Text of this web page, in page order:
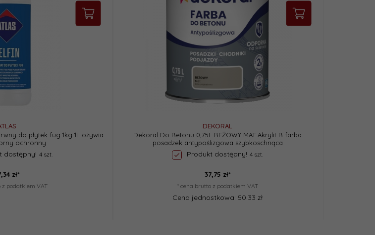
do płytek fug 1kg 1L ożywia
ochronny
dostępny! 4 szt.
34 zł*
z podatkiem VAT
DEKORAL
Dekoral Do Betonu 0,75L BEŻOWY MAT Akrylit B farba
posadzek antypoślizgowa szybkoschnąca
Produkt dostępny! 4 szt.
37,75 zł*
* cena brutto z podatkiem VAT
Cena jednostkowa: 50.33 zł